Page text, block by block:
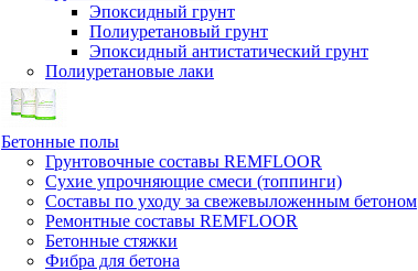
Эпоксидный грунт
Полиуретановый грунт
Эпоксидный антистатический грунт
Полиуретановые лаки
Бетонные полы
Грунтовочные составы REMFLOOR
Сухие упрочняющие смеси (топпинги)
Составы по уходу за свежевыложенным бетоном
Ремонтные составы REMFLOOR
Бетонные стяжки
Фибра для бетона